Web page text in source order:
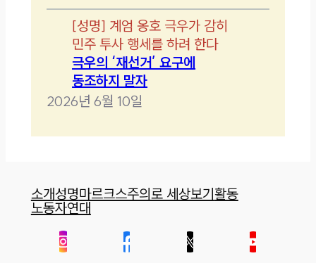
[성명] 계엄 옹호 극우가 감히
민주 투사 행세를 하려 한다
극우의 ‘재선거’ 요구에
동조하지 말자
2026년 6월 10일
소개성명마르크스주의로 세상보기활동
노동자연대